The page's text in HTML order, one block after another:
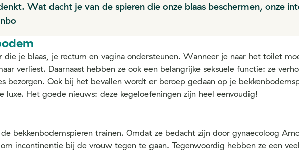
Wat dacht je van de spieren die onze blaas beschermen, onze
je blaas, je rectum en vagina ondersteunen. Wanneer je naar het toilet
verliest. Daarnaast hebben ze ook een belangrijke seksuele functie: ze
bezorgen. Ook bij het bevallen wordt er beroep gedaan op je
Het goede nieuws: deze kegeloefeningen zijn heel eenvoudig!
bekkenbodemspieren trainen. Omdat ze bedacht zijn door gynaecoloog
incontinentie bij de vrouw tegen te gaan. Tegenwoordig hebben ze een